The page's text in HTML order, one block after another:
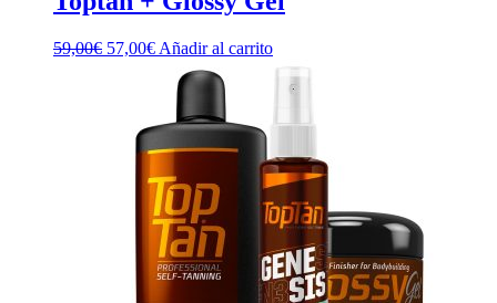
59,00€ El
59,00€.
57,00€El
precio
actual
57,00€.
Añadir al carrito